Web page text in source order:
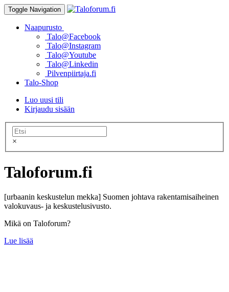
Toggle Navigation
Naapurusto
Talo@Facebook
Talo@Instagram
Talo@Youtube
Talo@Linkedin
Pilvenpiirtaja.fi
Talo-Shop
Luo uusi tili
Kirjaudu sisään
×
Taloforum.fi
[urbaanin keskustelun mekka] Suomen johtava rakentamisaiheinen
valokuvaus- ja keskustelusivusto.
Mikä on Taloforum?
Lue lisää